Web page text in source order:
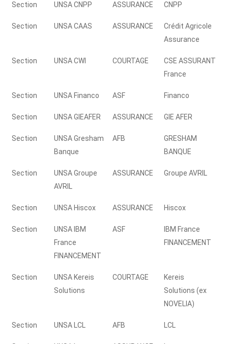
Section UNSA CNPP ASSURANCE CNPP
Section UNSA CAAS ASSURANCE
Crédit Agricole
Assurance
Section UNSA CWI COURTAGE
CSE ASSURANT
France
Section UNSA Financo ASF Financo
Section UNSA GIEAFER ASSURANCE GIE AFER
Section
UNSA Gresham
Banque
AFB
GRESHAM
BANQUE
Section
UNSA Groupe
AVRIL
ASSURANCE Groupe AVRIL
Section UNSA Hiscox ASSURANCE Hiscox
Section
UNSA IBM
France
FINANCEMENT
ASF
IBM France
FINANCEMENT
Section
UNSA Kereis
Solutions
COURTAGE
Kereis
Solutions (ex
NOVELIA)
Section UNSA LCL AFB LCL